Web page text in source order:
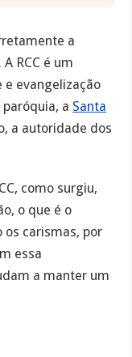
a
. A RCC é um
evangelização
a Santa
a autoridade dos
como surgiu,
o que é o
os carismas, por
essa
a manter um